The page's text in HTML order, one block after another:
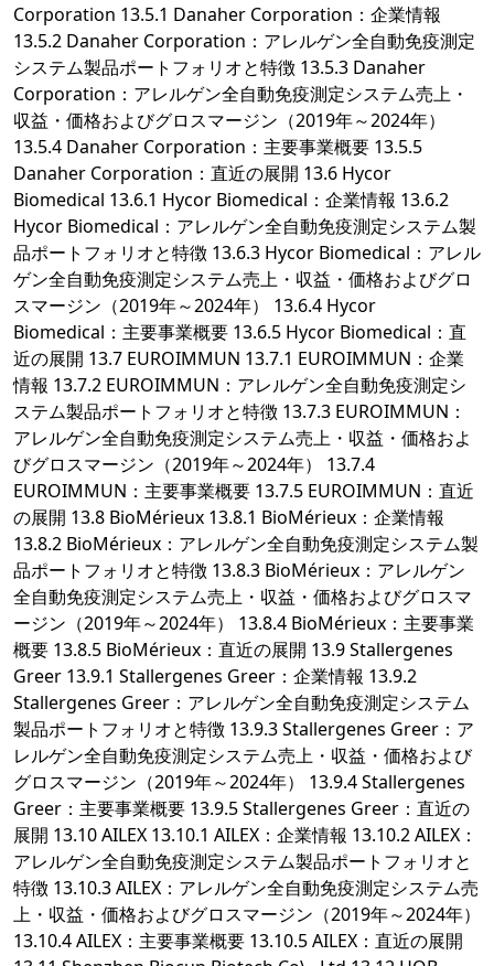
Corporation 13.5.1 Danaher Corporation：企業情報
13.5.2 Danaher Corporation：アレルゲン全自動免疫測定
システム製品ポートフォリオと特徴 13.5.3 Danaher
Corporation：アレルゲン全自動免疫測定システム売上・
収益・価格およびグロスマージン（2019年～2024年）
13.5.4 Danaher Corporation：主要事業概要 13.5.5
Danaher Corporation：直近の展開 13.6 Hycor
Biomedical 13.6.1 Hycor Biomedical：企業情報 13.6.2
Hycor Biomedical：アレルゲン全自動免疫測定システム製
品ポートフォリオと特徴 13.6.3 Hycor Biomedical：アレル
ゲン全自動免疫測定システム売上・収益・価格およびグロ
スマージン（2019年～2024年） 13.6.4 Hycor
Biomedical：主要事業概要 13.6.5 Hycor Biomedical：直
近の展開 13.7 EUROIMMUN 13.7.1 EUROIMMUN：企業
情報 13.7.2 EUROIMMUN：アレルゲン全自動免疫測定シ
ステム製品ポートフォリオと特徴 13.7.3 EUROIMMUN：
アレルゲン全自動免疫測定システム売上・収益・価格およ
びグロスマージン（2019年～2024年） 13.7.4
EUROIMMUN：主要事業概要 13.7.5 EUROIMMUN：直近
の展開 13.8 BioMérieux 13.8.1 BioMérieux：企業情報
13.8.2 BioMérieux：アレルゲン全自動免疫測定システム製
品ポートフォリオと特徴 13.8.3 BioMérieux：アレルゲン
全自動免疫測定システム売上・収益・価格およびグロスマ
ージン（2019年～2024年） 13.8.4 BioMérieux：主要事業
概要 13.8.5 BioMérieux：直近の展開 13.9 Stallergenes
Greer 13.9.1 Stallergenes Greer：企業情報 13.9.2
Stallergenes Greer：アレルゲン全自動免疫測定システム
製品ポートフォリオと特徴 13.9.3 Stallergenes Greer：ア
レルゲン全自動免疫測定システム売上・収益・価格および
グロスマージン（2019年～2024年） 13.9.4 Stallergenes
Greer：主要事業概要 13.9.5 Stallergenes Greer：直近の
展開 13.10 AILEX 13.10.1 AILEX：企業情報 13.10.2 AILEX：
アレルゲン全自動免疫測定システム製品ポートフォリオと
特徴 13.10.3 AILEX：アレルゲン全自動免疫測定システム売
上・収益・価格およびグロスマージン（2019年～2024年）
13.10.4 AILEX：主要事業概要 13.10.5 AILEX：直近の展開